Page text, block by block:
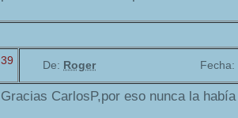
39 De: Roger Fecha:
Gracias CarlosP,por eso nunca la